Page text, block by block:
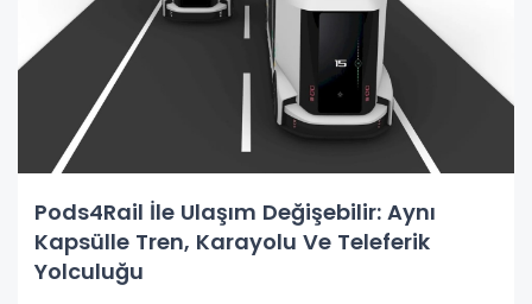
Pods4Rail İle Ulaşım Değişebilir: Aynı
Kapsülle Tren, Karayolu Ve Teleferik
Yolculuğu